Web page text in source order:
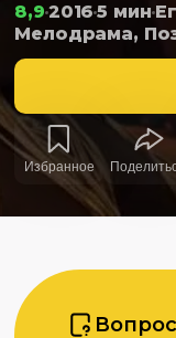
8,920165 мин
Мелодрама,
Избранное